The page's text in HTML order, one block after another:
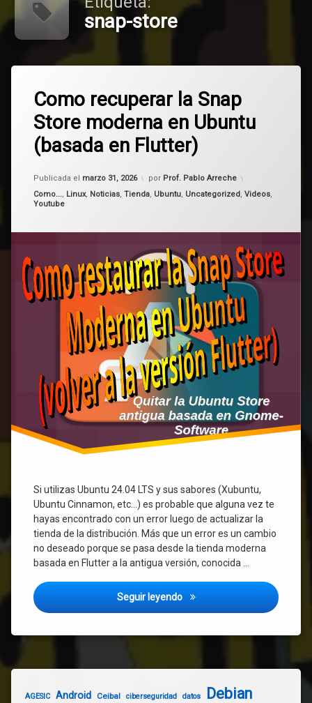
snap-store
Como recuperar la Snap
Store moderna en Ubuntu
(basada en Flutter)
Publicada el marzo 31, 2026
Actualizado el marzo 31, 2026
por Prof. Pablo Arreche
Categorías:
Como..., Linux, Noticias, Tienda, Ubuntu, Uncategorized, Videos,
Youtube
Si utilizas Ubuntu 24.04 LTS y sus sabores (Xubuntu,
Ubuntu Cinnamon, etc…) es probable que alguna vez te
hayas encontrado con un error luego de actualizar la
tienda de la distribución. Más que un error es un cambio
no deseado porque se pasa desde la tienda moderna
basada en Flutter a la antigua versión, conocida …
Seguir leyendo Como recuperar la Snap
Flutter
Linux
snap-
snaps
comentarios
en
Como
recuperar
la
Snap
moderna
en
Ubuntu
en
AGESIC Android Ceibal ciberseguridad datos Debian